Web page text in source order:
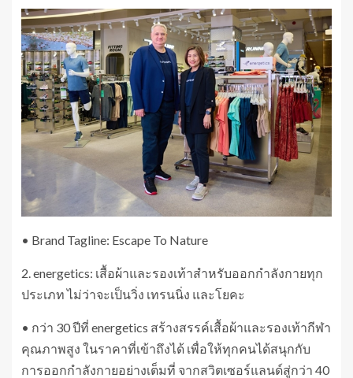
• Brand Tagline: Escape To Nature
2. energetics: เสื้อผ้าและรองเท้าสำหรับออกกำลังกายทุก
ประเภท ไม่ว่าจะเป็นวิ่ง เทรนนิ่ง และโยคะ
• กว่า 30 ปีที่ energetics สร้างสรรค์เสื้อผ้าและรองเท้ากีฬา
คุณภาพสูง ในราคาที่เข้าถึงได้ เพื่อให้ทุกคนได้สนุกกับ
การออกกำลังกายอย่างเต็มที่ จากสวิตเซอร์แลนด์สู่กว่า 40